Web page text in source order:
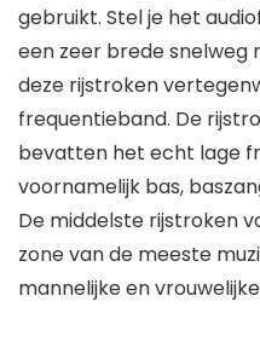
gebruikt. Stel je het
een zeer brede snelweg
deze rijstroken
frequentieband. De
bevatten het echt lage
voornamelijk bas,
De middelste rijstroken
zone van de meeste
mannelijke en